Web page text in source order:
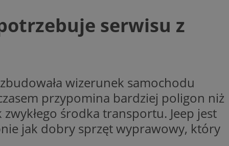
serwisu z
wizerunek samochodu
przypomina bardziej poligon niż
środka transportu. Jeep jest
jak dobry sprzęt wyprawowy, który
optymalizacji
o zgodzie
dotyczących
z witryny.
prywatności
przestrzeganie
użytkownik nie
preferencji,
z regulacjami